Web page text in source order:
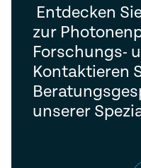
Entdecken
zur
Forschungs-
Kontaktieren
unserer